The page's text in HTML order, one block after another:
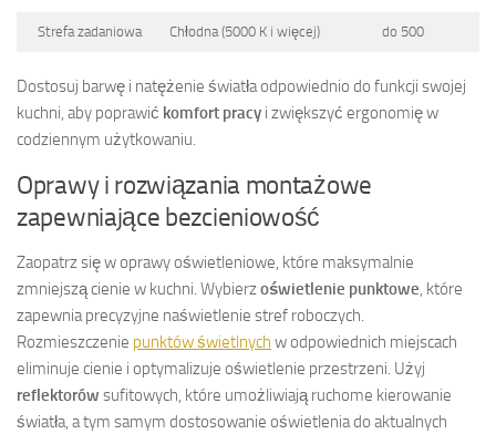
Strefa zadaniowa Chłodna (5000 K i więcej) do 500
Dostosuj barwę i natężenie światła odpowiednio do funkcji swojej
kuchni, aby poprawić komfort pracy i zwiększyć ergonomię w
codziennym użytkowaniu.
Oprawy i rozwiązania montażowe
zapewniające bezcieniowość
Zaopatrz się w oprawy oświetleniowe, które maksymalnie
zmniejszą cienie w kuchni. Wybierzoświetlenie punktowe, które
zapewnia precyzyjne naświetlenie stref roboczych.
Rozmieszczenie punktów świetlnych w odpowiednich miejscach
eliminuje cienie i optymalizuje oświetlenie przestrzeni. Użyj
reflektorów sufitowych, które umożliwiają ruchome kierowanie
światła, a tym samym dostosowanie oświetlenia do aktualnych